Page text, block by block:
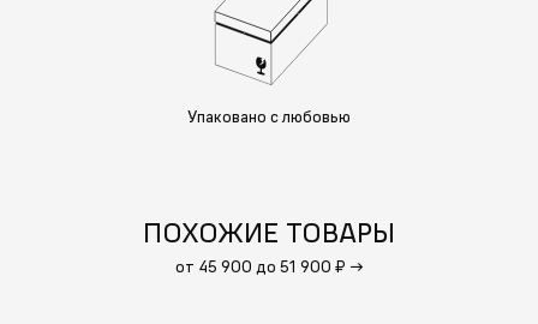
Упаковано с любовью
ПОХОЖИЕ ТОВАРЫ
от 45 900 до 51 900 ₽ →